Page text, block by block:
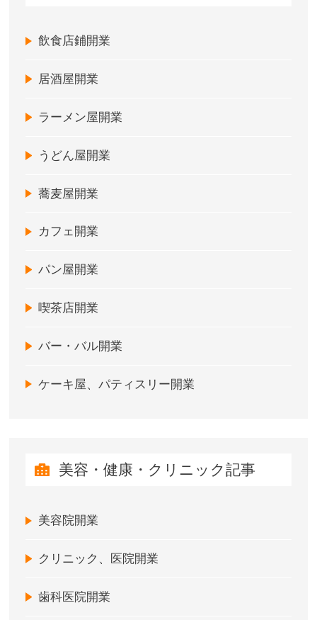
飲食店鋪開業
居酒屋開業
ラーメン屋開業
うどん屋開業
蕎麦屋開業
カフェ開業
パン屋開業
喫茶店開業
バー・バル開業
ケーキ屋、パティスリー開業
美容・健康・クリニック記事
美容院開業
クリニック、医院開業
歯科医院開業